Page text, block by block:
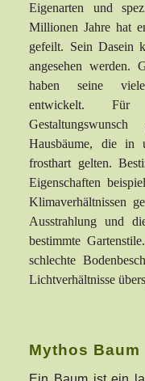
Eigenarten und
Millionen Jahre hat
gefeilt. Sein Dasein
angesehen werden.
haben seine
entwickelt. Für
Hausbäume, die in
frosthart gelten.
Eigenschaften
Klimaverhältnissen
Ausstrahlung und
bestimmte
schlechte
Lichtverhältnisse
Mythos Baum